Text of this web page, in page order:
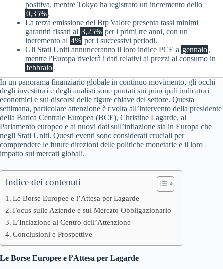
positiva, mentre Tokyo ha registrato un incremento dello
0,35%.
La terza emissione del Btp Valore presenta tassi minimi
garantiti fissati al 3,25% per i primi tre anni, con un
incremento al 4% per i successivi periodi.
Gli Stati Uniti annunceranno il loro indice PCE a gennaio,
mentre l'Europa rivelerà i dati relativi ai prezzi al consumo in
febbraio.
In un panorama finanziario globale in continuo movimento, gli occhi
degli investitori e degli analisti sono puntati sui principali indicatori
economici e sui discorsi delle figure chiave del settore. Questa
settimana, particolare attenzione è rivolta all’intervento della presidente
della Banca Centrale Europea (BCE), Christine Lagarde, al
Parlamento europeo e ai nuovi dati sull’inflazione sia in Europa che
negli Stati Uniti. Questi eventi sono considerati cruciali per
comprendere le future direzioni delle politiche monetarie e il loro
impatto sui mercati globali.
Indice dei contenuti
Le Borse Europee e l’Attesa per Lagarde
Focus sulle Aziende e sul Mercato Obbligazionario
L’Inflazione al Centro dell’Attenzione
Conclusioni e Prospettive
Le Borse Europee e l’Attesa per Lagarde